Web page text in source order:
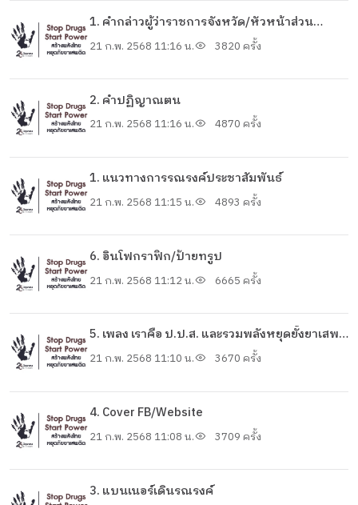
1. คำกล่าวผู้ว่าราชการจังหวัด/หัวหน้าส่วน
ราชการ
21 ก.พ. 2568 11:16 น. 3820 ครั้ง
2. คำปฏิญาณตน
21 ก.พ. 2568 11:16 น. 4870 ครั้ง
1. แนวทางการรณรงค์ประชาสัมพันธ์
21 ก.พ. 2568 11:15 น. 4893 ครั้ง
6. อินโฟกราฟิก/ป้ายทรูป
21 ก.พ. 2568 11:12 น. 6665 ครั้ง
5. เพลง เราคือ ป.ป.ส. และรวมพลังหยุดยั้งยาเสพ
ติด
21 ก.พ. 2568 11:10 น. 3670 ครั้ง
4. Cover FB/Website
21 ก.พ. 2568 11:08 น. 3709 ครั้ง
3. แบนเนอร์เดินรณรงค์